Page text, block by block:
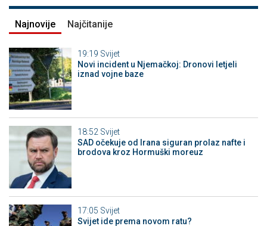
Najnovije Najčitanije
19:19 Svijet
Novi incident u Njemačkoj: Dronovi letjeli
iznad vojne baze
18:52 Svijet
SAD očekuje od Irana siguran prolaz nafte i
brodova kroz Hormuški moreuz
17:05 Svijet
Svijet ide prema novom ratu?